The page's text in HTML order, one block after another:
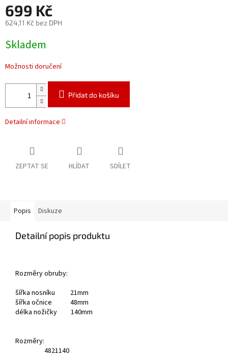
699 Kč
624,11 Kč bez DPH
cena:
Skladem
Možnosti doručení
Přidat do košíku
Detailní informace
ZEPTAT SE HLÍDAT SDÍLET
Popis Diskuze
Detailní popis produktu
Rozměry obruby:
šířka nosníku 21mm
šířka očnice 48mm
délka nožičky 140mm
Rozměry:
4821140